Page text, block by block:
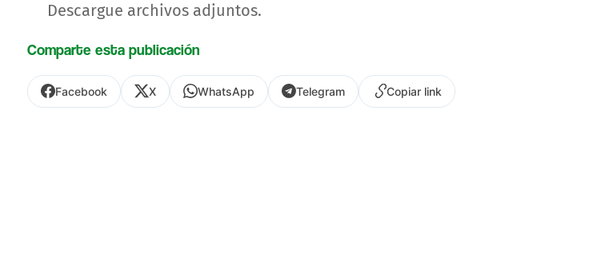
Descargue archivos adjuntos.
Comparte esta publicación
Facebook X WhatsApp Telegram Copiar link